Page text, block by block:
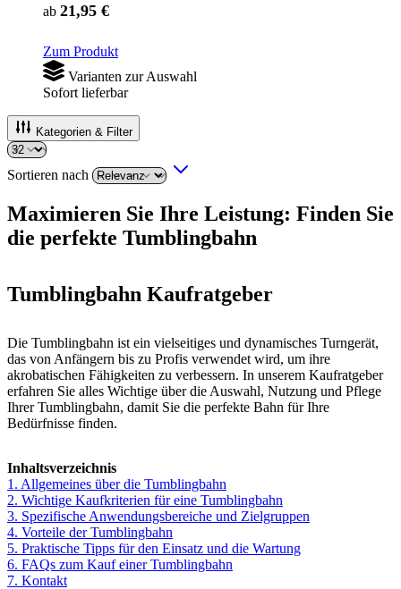
ab 21,95 €
Zum Produkt
Varianten zur Auswahl
Sofort lieferbar
Kategorien & Filter
Sortieren nach
Maximieren Sie Ihre Leistung: Finden Sie
die perfekte Tumblingbahn
Tumblingbahn Kaufratgeber
Die Tumblingbahn ist ein vielseitiges und dynamisches Turngerät,
das von Anfängern bis zu Profis verwendet wird, um ihre
akrobatischen Fähigkeiten zu verbessern. In unserem Kaufratgeber
erfahren Sie alles Wichtige über die Auswahl, Nutzung und Pflege
Ihrer Tumblingbahn, damit Sie die perfekte Bahn für Ihre
Bedürfnisse finden.
Inhaltsverzeichnis
1. Allgemeines über die Tumblingbahn
2. Wichtige Kaufkriterien für eine Tumblingbahn
3. Spezifische Anwendungsbereiche und Zielgruppen
4. Vorteile der Tumblingbahn
5. Praktische Tipps für den Einsatz und die Wartung
6. FAQs zum Kauf einer Tumblingbahn
7. Kontakt